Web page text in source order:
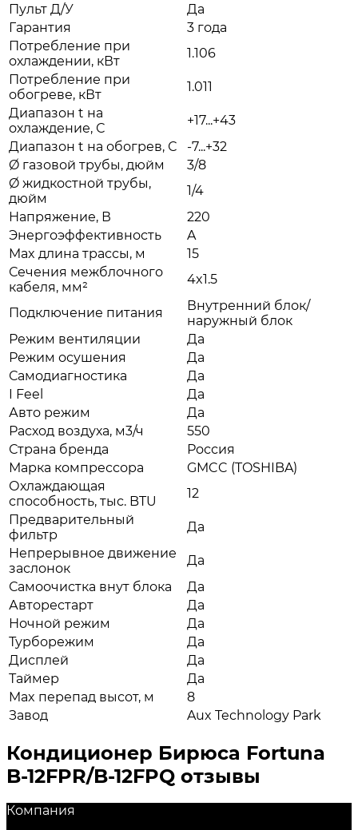
Пульт Д/У
Да
Гарантия
3 года
Потребление при
охлаждении, кВт
1.106
Потребление при
обогреве, кВт
1.011
Диапазон t на
охлаждение, С
+17...+43
Диапазон t на обогрев, С
-7...+32
Ø газовой трубы, дюйм
3/8
Ø жидкостной трубы,
дюйм
1/4
Напряжение, В
220
Энергоэффективность
A
Max длина трассы, м
15
Сечения межблочного
кабеля, мм²
4x1.5
Подключение питания
Внутренний блок/
наружный блок
Режим вентиляции
Да
Режим осушения
Да
Самодиагностика
Да
I Feel
Да
Авто режим
Да
Расход воздуха, м3/ч
550
Страна бренда
Россия
Марка компрессора
GMCC (TOSHIBA)
Охлаждающая
способность, тыс. BTU
12
Предварительный
фильтр
Да
Непрерывное движение
заслонок
Да
Самоочистка внут блока
Да
Авторестарт
Да
Ночной режим
Да
Турборежим
Да
Дисплей
Да
Таймер
Да
Max перепад высот, м
8
Завод
Aux Technology Park
Кондиционер Бирюса Fortuna
B-12FPR/B-12FPQ отзывы
Компания